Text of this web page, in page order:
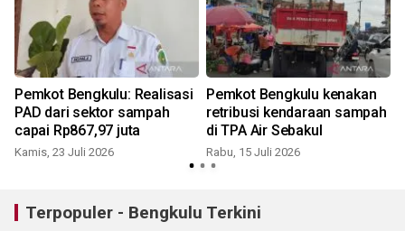
Pemkot Bengkulu: Realisasi
PAD dari sektor sampah
capai Rp867,97 juta
Kamis, 23 Juli 2026
Pemkot Bengkulu kenakan
retribusi kendaraan sampah
di TPA Air Sebakul
Rabu, 15 Juli 2026
Terpopuler - Bengkulu Terkini